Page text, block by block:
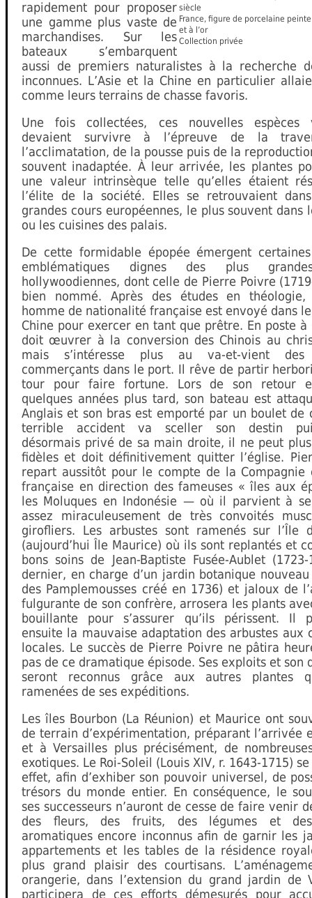
siècle
France, figure de porcelaine
et à l’or
Collection privée
rapidement pour proposer
une gamme plus vaste de
marchandises. Sur les
bateaux s’embarquent
aussi de premiers naturalistes à la recherche
inconnues. L’Asie et la Chine en particulier
comme leurs terrains de chasse favoris.
Une fois collectées, ces nouvelles espèces
devaient survivre à l’épreuve de la
l’acclimatation, de la pousse puis de la
souvent inadaptée. À leur arrivée, les plantes
une valeur intrinsèque telle qu’elles étaient
l’élite de la société. Elles se retrouvaient
grandes cours européennes, le plus souvent dans
ou les cuisines des palais.
De cette formidable épopée émergent
emblématiques dignes des plus
hollywoodiennes, dont celle de Pierre Poivre
bien nommé. Après des études en
homme de nationalité française est envoyé dans
Chine pour exercer en tant que prêtre. En poste à
doit œuvrer à la conversion des Chinois au
mais s’intéresse plus au va-et-vient des
commerçants dans le port. Il rêve de partir
tour pour faire fortune. Lors de son retour
quelques années plus tard, son bateau est
Anglais et son bras est emporté par un boulet de
terrible accident va sceller son destin
désormais privé de sa main droite, il ne peut
fidèles et doit définitivement quitter l’église.
repart aussitôt pour le compte de la Compagnie
française en direction des fameuses « îles aux
les Moluques en Indonésie — où il parvient à
assez miraculeusement de très convoités
girofliers. Les arbustes sont ramenés sur l’Île
(aujourd’hui Île Maurice) où ils sont replantés et
bons soins de Jean-Baptiste Fusée-Aublet
dernier, en charge d’un jardin botanique
des Pamplemousses créé en 1736) et jaloux de
fulgurante de son confrère, arrosera les plants
bouillante pour s’assurer qu’ils périssent. Il
ensuite la mauvaise adaptation des arbustes aux
locales. Le succès de Pierre Poivre ne pâtira
pas de ce dramatique épisode. Ses exploits et son
seront reconnus grâce aux autres plantes
ramenées de ses expéditions.
Les îles Bourbon (La Réunion) et Maurice ont
de terrain d’expérimentation, préparant l’arrivée
et à Versailles plus précisément, de
exotiques. Le Roi-Soleil (Louis XIV, r. 1643-1715)
effet, afin d’exhiber son pouvoir universel, de
trésors du monde entier. En conséquence, le
ses successeurs n’auront de cesse de faire venir
des fleurs, des fruits, des légumes et
aromatiques encore inconnus afin de garnir les
appartements et les tables de la résidence
plus grand plaisir des courtisans.
orangerie, dans l’extension du grand jardin de
participera de ces efforts démesurés pour